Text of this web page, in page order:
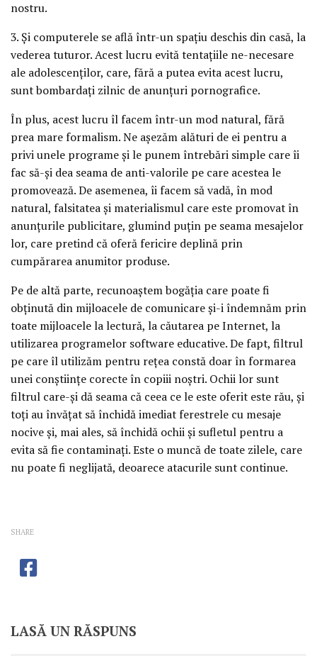
nostru.
3. Şi computerele se află într-un spaţiu deschis din casă, la
vederea tuturor. Acest lucru evită tentaţiile ne-necesare
ale adolescenţilor, care, fără a putea evita acest lucru,
sunt bombardaţi zilnic de anunţuri pornografice.
În plus, acest lucru îl facem într-un mod natural, fără
prea mare formalism. Ne aşezăm alături de ei pentru a
privi unele programe şi le punem întrebări simple care îi
fac să-şi dea seama de anti-valorile pe care acestea le
promovează. De asemenea, îi facem să vadă, în mod
natural, falsitatea şi materialismul care este promovat în
anunţurile publicitare, glumind puţin pe seama mesajelor
lor, care pretind că oferă fericire deplină prin
cumpărarea anumitor produse.
Pe de altă parte, recunoaştem bogăţia care poate fi
obţinută din mijloacele de comunicare şi-i îndemnăm prin
toate mijloacele la lectură, la căutarea pe Internet, la
utilizarea programelor software educative. De fapt, filtrul
pe care îl utilizăm pentru reţea constă doar în formarea
unei conştiinţe corecte în copiii noştri. Ochii lor sunt
filtrul care-şi dă seama că ceea ce le este oferit este rău, şi
toţi au învăţat să închidă imediat ferestrele cu mesaje
nocive şi, mai ales, să închidă ochii şi sufletul pentru a
evita să fie contaminaţi. Este o muncă de toate zilele, care
nu poate fi neglijată, deoarece atacurile sunt continue.
SHARE
LASĂ UN RĂSPUNS